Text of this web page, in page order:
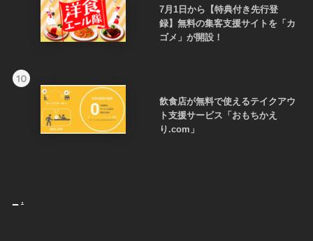
7月1日から【特典付き先行登
録】無料の集客支援サイトを「カ
ゴメ」が開設！
10
飲食店が無料で使えるテイクアウ
ト支援サービス「おもちかえ
り.com」
.